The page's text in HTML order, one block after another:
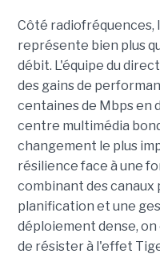
Côté radiofréquences,
représente bien plus
débit. L'équipe du
des gains de
centaines de Mbps en
centre multimédia
changement le plus
résilience face à une
combinant des canaux
planification et une
déploiement dense,
de résister à l'effet